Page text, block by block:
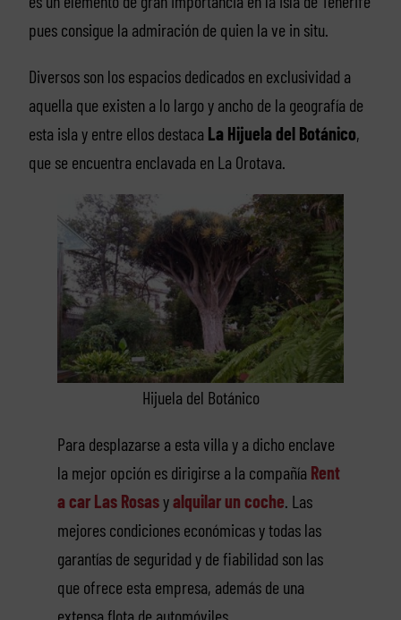
pues consigue la admiración de quien la ve in situ.
Diversos son los espacios dedicados en exclusividad a
aquella que existen a lo largo y ancho de la geografía de
esta isla y entre ellos destaca La Hijuela del Botánico,
que se encuentra enclavada en La Orotava.
Hijuela del Botánico
Para desplazarse a esta villa y a dicho enclave
la mejor opción es dirigirse a la compañía Rent
a car Las Rosasyalquilar un coche . Las
mejores condiciones económicas y todas las
garantías de seguridad y de fiabilidad son las
que ofrece esta empresa, además de una
extensa flota de automóviles.